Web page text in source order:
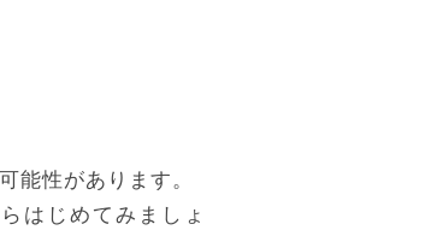
能性があります。
はじめてみましょ